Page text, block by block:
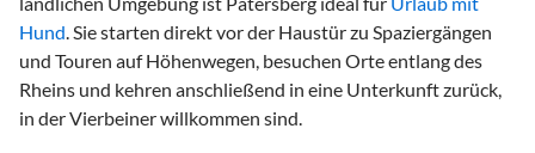
Hund. Sie starten direkt vor der Haustür zu Spaziergängen
und Touren auf Höhenwegen, besuchen Orte entlang des
Rheins und kehren anschließend in eine Unterkunft zurück,
in der Vierbeiner willkommen sind.